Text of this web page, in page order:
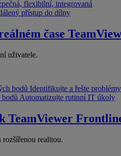
flexibilní, integrovaná
přístup do dílny
čase
uživatele.
bodů Identifikujte a řešte problémy
Automatizujte rutinní IT úkoly
TeamViewer
realitou.